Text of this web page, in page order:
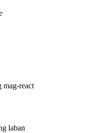
mag-react
laban